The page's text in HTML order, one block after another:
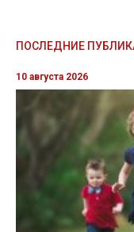
ПОСЛЕДНИЕ
10 августа 2026